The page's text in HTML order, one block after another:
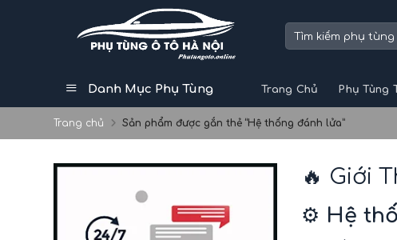
Tìm
Danh Mục Phụ Tùng Trang Chủ Phụ Tùng
Trang chủ Sản phẩm được gắn thẻ “Hệ thống đánh lửa”
🔥 Giới
⚙️ Hệ